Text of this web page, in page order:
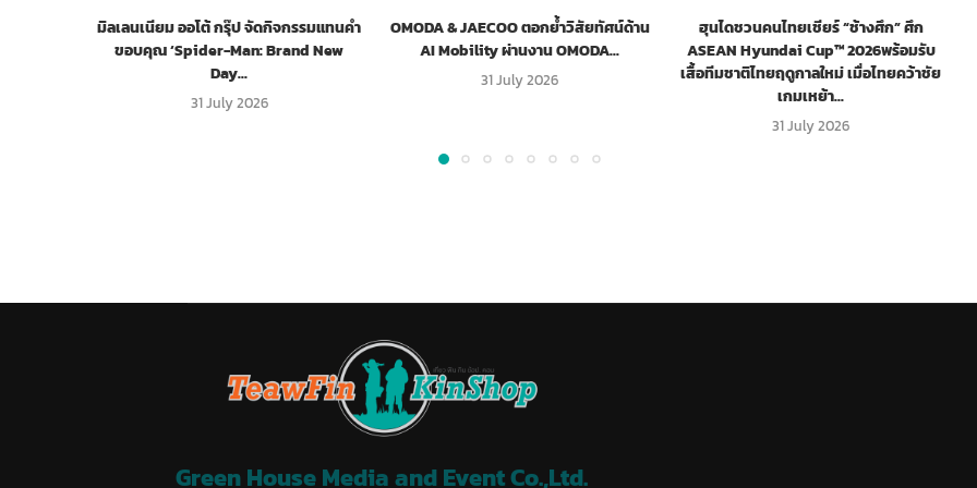
มิลเลนเนียม ออโต้ กรุ๊ป จัดกิจกรรมแทนคำ
ขอบคุณ ‘Spider-Man: Brand New
Day...
31 July 2026
OMODA & JAECOO ตอกย้ำวิสัยทัศน์ด้าน
AI Mobility ผ่านงาน OMODA...
31 July 2026
ฮุนไดชวนคนไทยเชียร์ “ช้างศึก” ศึก
ASEAN Hyundai Cup™ 2026พร้อมรับ
เสื้อทีมชาติไทยฤดูกาลใหม่ เมื่อไทยคว้าชัย
เกมเหย้า...
31 July 2026
Green House Media and Event Co.,Ltd.